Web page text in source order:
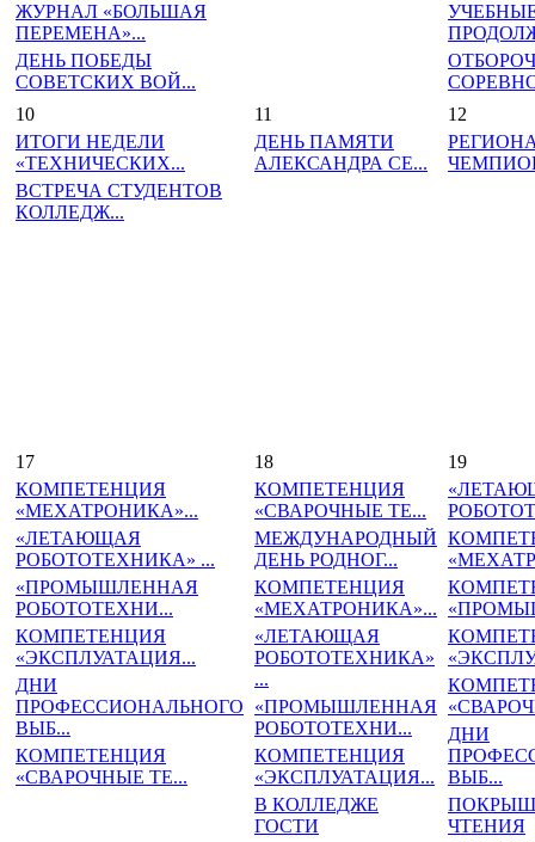
ЖУРНАЛ «БОЛЬШАЯ
ПЕРЕМЕНА»...
ДЕНЬ ПОБЕДЫ
СОВЕТСКИХ ВОЙ...
10
ИТОГИ НЕДЕЛИ
«ТЕХНИЧЕСКИХ...
ВСТРЕЧА СТУДЕНТОВ
КОЛЛЕДЖ...
11
ДЕНЬ ПАМЯТИ
АЛЕКСАНДРА СЕ...
12
17
КОМПЕТЕНЦИЯ
«МЕХАТРОНИКА»...
«ЛЕТАЮЩАЯ
РОБОТОТЕХНИКА» ...
«ПРОМЫШЛЕННАЯ
РОБОТОТЕХНИ...
КОМПЕТЕНЦИЯ
«ЭКСПЛУАТАЦИЯ...
ДНИ
ПРОФЕССИОНАЛЬНОГО
ВЫБ...
КОМПЕТЕНЦИЯ
«СВАРОЧНЫЕ ТЕ...
18
КОМПЕТЕНЦИЯ
«СВАРОЧНЫЕ ТЕ...
МЕЖДУНАРОДНЫЙ
ДЕНЬ РОДНОГ...
КОМПЕТЕНЦИЯ
«МЕХАТРОНИКА»...
«ЛЕТАЮЩАЯ
РОБОТОТЕХНИКА»
...
«ПРОМЫШЛЕННАЯ
РОБОТОТЕХНИ...
КОМПЕТЕНЦИЯ
«ЭКСПЛУАТАЦИЯ...
В КОЛЛЕДЖЕ
ГОСТИ
19
ДНИ
ВЫБ...
ЧТЕНИЯ